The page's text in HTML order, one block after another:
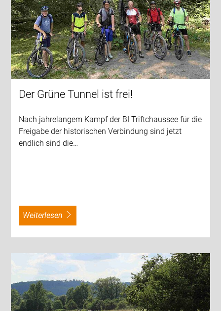
Der Grüne Tunnel ist frei!
Nach jahrelangem Kampf der BI Triftchaussee für die
Freigabe der historischen Verbindung sind jetzt
endlich sind die…
weiterlesen